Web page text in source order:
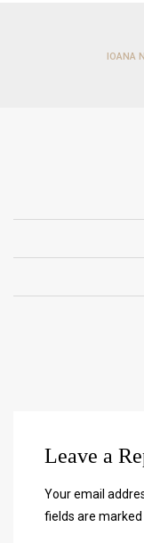
IOANA
Leave a
Your email
fields are marked